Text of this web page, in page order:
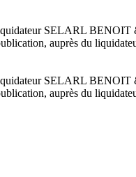
SELARL
auprès du
SELARL
auprès du